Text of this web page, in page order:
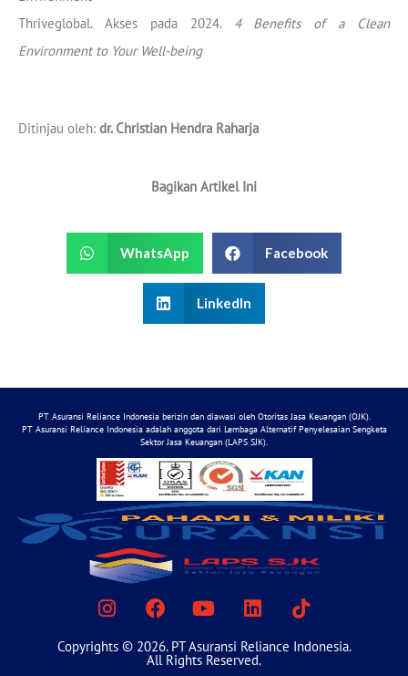
Thriveglobal. Akses pada 2024. 4 Benefits of a Clean
Environment to Your Well-being
Ditinjau oleh: dr. Christian Hendra Raharja
Bagikan Artikel Ini
WhatsApp Facebook
LinkedIn
PT Asuransi Reliance Indonesia berizin dan diawasi oleh Otoritas Jasa Keuangan (OJK).
PT Asuransi Reliance Indonesia adalah anggota dari Lembaga Alternatif Penyelesaian Sengketa
Sektor Jasa Keuangan (LAPS SJK).
Copyrights © 2026. PT Asuransi Reliance Indonesia.
All Rights Reserved.